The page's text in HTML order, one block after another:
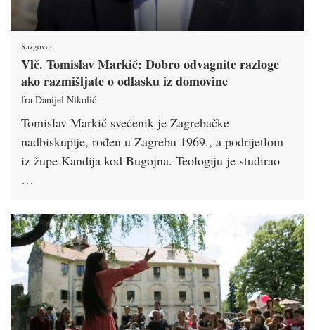
Razgovor
Vlč. Tomislav Markić: Dobro odvagnite razloge
ako razmišljate o odlasku iz domovine
fra Danijel Nikolić
Tomislav Markić svećenik je Zagrebačke
nadbiskupije, rođen u Zagrebu 1969., a podrijetlom
iz župe Kandija kod Bugojna. Teologiju je studirao
…